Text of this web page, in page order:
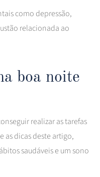
como depressão,
relacionada ao
boa noite
realizar as tarefas
as dicas deste artigo,
saudáveis e um sono